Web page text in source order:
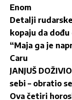
Enom
Detalji
kopaju da
“Maja ga je
Caru
JANJUŠ
sebi – obratio
Ova četiri